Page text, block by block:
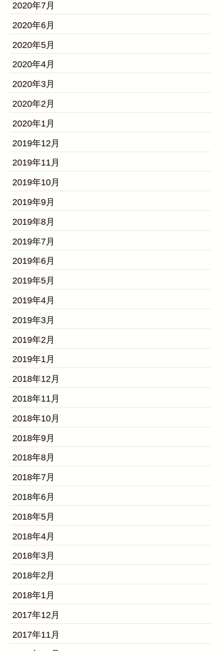
2020年7月
2020年6月
2020年5月
2020年4月
2020年3月
2020年2月
2020年1月
2019年12月
2019年11月
2019年10月
2019年9月
2019年8月
2019年7月
2019年6月
2019年5月
2019年4月
2019年3月
2019年2月
2019年1月
2018年12月
2018年11月
2018年10月
2018年9月
2018年8月
2018年7月
2018年6月
2018年5月
2018年4月
2018年3月
2018年2月
2018年1月
2017年12月
2017年11月